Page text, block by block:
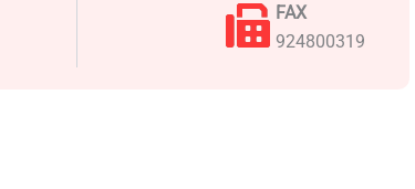
FAX
924800319